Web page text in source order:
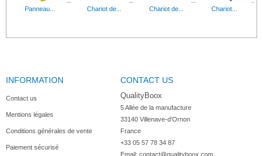
Panneau... Chariot de... Chariot de... Chariot...
Chariot de... Chariot de...
INFORMATION
Contact us
Mentions légales
Conditions générales de vente
Paiement sécurisé
CONTACT US
QualityBoox
5 Allée de la manufacture
33140 Villenave-d'Ornon
France
+33 05 57 78 34 87
Email: contact@qualityboox.com